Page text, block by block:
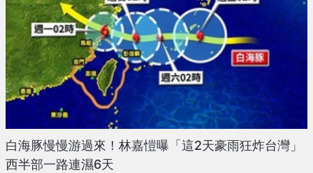
白海豚慢慢游過來！林嘉愷曝「這2天豪雨狂炸台灣」
西半部一路連濕6天